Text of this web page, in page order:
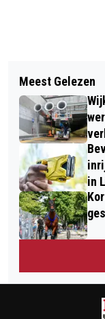
GEMEENTE
NAAR EEN
2024
Meest Gelezen
in